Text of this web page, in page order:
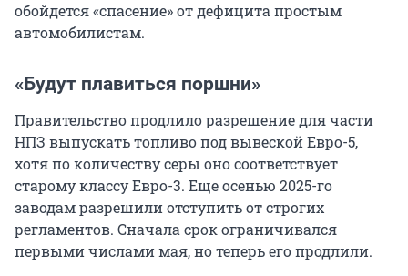
обойдется «спасение» от дефицита простым
автомобилистам.
«Будут плавиться поршни»
Правительство продлило разрешение для части
НПЗ выпускать топливо под вывеской Евро-5,
хотя по количеству серы оно соответствует
старому классу Евро-3. Еще осенью 2025-го
заводам разрешили отступить от строгих
регламентов. Сначала срок ограничивался
первыми числами мая, но теперь его продлили.